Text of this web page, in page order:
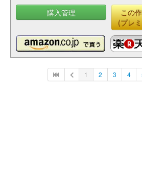
購入管理
この
(プレ
1 2 3 4